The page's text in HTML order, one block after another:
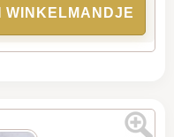
WINKELMANDJE